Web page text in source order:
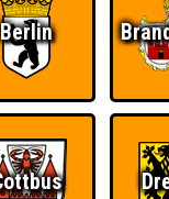
Berlin